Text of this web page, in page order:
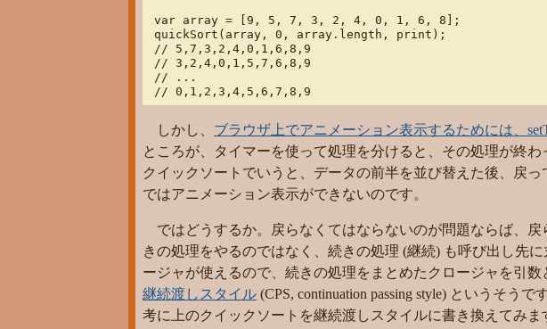
var array = [9, 5, 7, 3, 2, 4, 0, 1, 6, 8];
quickSort(array, 0, array.length, print);
// 5,7,3,2,4,0,1,6,8,9
// 3,2,4,0,1,5,7,6,8,9
// ...
// 0,1,2,3,4,5,6,7,8,9
しかし、 ブラウザ上でアニメーション表示するためには、
ところが、タイマーを使って処理を分けると、その処理が終
クイックソートでいうと、データの前半を並び替えた後、戻
ではアニメーション表示ができないのです。
ではどうするか。戻らなくてはならないのが問題ならば、
きの処理をやるのではなく、続きの処理 (継続) も呼び出し先
ージャが使えるので、続きの処理をまとめたクロージャを引
継続渡しスタイル (CPS, continuation passing style) というそうで
考に上のクイックソートを継続渡しスタイルに書き換えてみま